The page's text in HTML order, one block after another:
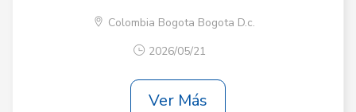
Colombia Bogota Bogota D.c.
2026/05/21
Ver Más